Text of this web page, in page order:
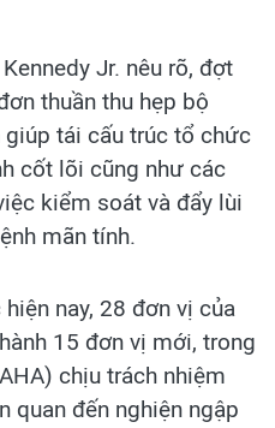
Jr. nêu rõ, đợt
thuần thu hẹp bộ
giúp tái cấu trúc tổ chức
cốt lõi cũng như các
kiểm soát và đẩy lùi
mãn tính.
nay, 28 đơn vị của
15 đơn vị mới, trong
chịu trách nhiệm
quan đến nghiện ngập